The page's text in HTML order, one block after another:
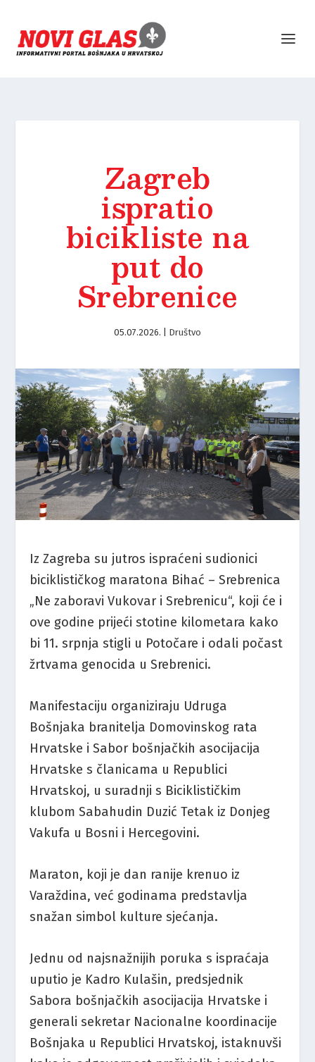
Zagreb
ispratio
bicikliste na
put do
Srebrenice
05.07.2026. Društvo
Iz Zagreba su jutros ispraćeni sudionici
biciklističkog maratona Bihać – Srebrenica
„Ne zaboravi Vukovar i Srebrenicu“, koji će i
ove godine prijeći stotine kilometara kako
bi 11. srpnja stigli u Potočare i odali počast
žrtvama genocida u Srebrenici.
Manifestaciju organiziraju Udruga
Bošnjaka branitelja Domovinskog rata
Hrvatske i Sabor bošnjačkih asocijacija
Hrvatske s članicama u Republici
Hrvatskoj, u suradnji s Biciklističkim
klubom Sabahudin Duzić Tetak iz Donjeg
Vakufa u Bosni i Hercegovini.
Maraton, koji je dan ranije krenuo iz
Varaždina, već godinama predstavlja
snažan simbol kulture sjećanja.
Jednu od najsnažnijih poruka s ispraćaja
uputio je Kadro Kulašin, predsjednik
Sabora bošnjačkih asocijacija Hrvatske i
generali sekretar Nacionalne koordinacije
Bošnjaka u Republici Hrvatskoj, istaknuvši